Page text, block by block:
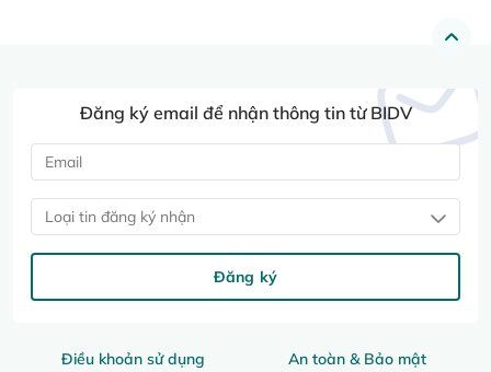
Điều khoản sử dụng
An toàn & Bảo mật
Đăng ký email để nhận thông tin từ BIDV
Loại tin đăng ký nhận
Đăng ký